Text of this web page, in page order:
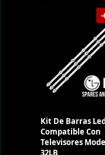
-
Kit De Barras
Compatible Con
Televisores
32LB